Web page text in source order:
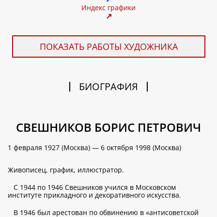
Индекс графики
↗
ПОКАЗАТЬ РАБОТЫ ХУДОЖНИКА
БИОГРАФИЯ
СВЕШНИКОВ БОРИС ПЕТРОВИЧ
1 февраля 1927 (Москва) — 6 октября 1998 (Москва)
Живописец, график, иллюстратор.
С 1944 по 1946 Свешников учился в Московском
институте прикладного и декоративного искусства.
В 1946 был арестован по обвинению в «антисоветской